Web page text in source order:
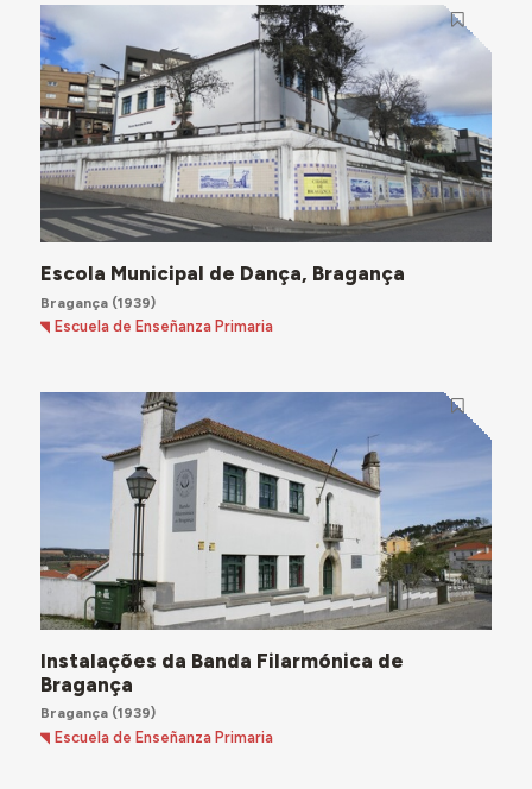
Escola Municipal de Dança, Bragança
Bragança(1939)
Escuela de Enseñanza Primaria
Instalações da Banda Filarmónica de
Bragança
Bragança(1939)
Escuela de Enseñanza Primaria